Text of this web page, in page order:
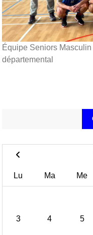
Équipe Seniors
départemental
Lu Ma Me
3 4 5